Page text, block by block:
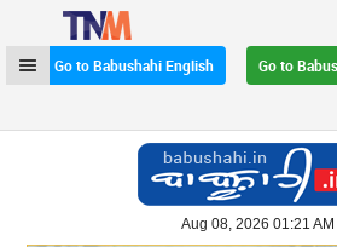
Go to Babushahi English
Go to
Aug 08, 2026 01:21 AM